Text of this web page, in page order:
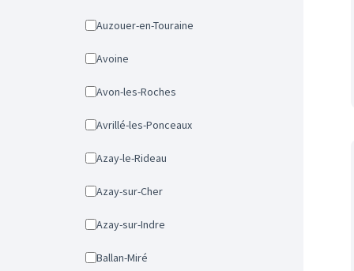
Auzouer-en-Touraine
Avoine
Avon-les-Roches
Avrillé-les-Ponceaux
Azay-le-Rideau
Azay-sur-Cher
Azay-sur-Indre
Ballan-Miré